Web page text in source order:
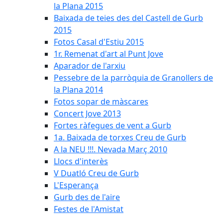
la Plana 2015
Baixada de teies des del Castell de Gurb
2015
Fotos Casal d'Estiu 2015
1r. Remenat d'art al Punt Jove
Aparador de l'arxiu
Pessebre de la parròquia de Granollers de
la Plana 2014
Fotos sopar de màscares
Concert Jove 2013
Fortes ràfegues de vent a Gurb
1a. Baixada de torxes Creu de Gurb
A la NEU !!!. Nevada Març 2010
Llocs d'interès
V Duatló Creu de Gurb
L'Esperança
Gurb des de l'aire
Festes de l'Amistat